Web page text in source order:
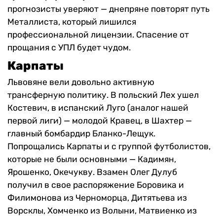
прогнозисты уверяют — днепряне повторят путь
Металлиста, который лишился
профессиональной лицензии. Спасение от
прощания с УПЛ будет чудом.
Карпаты
Львовяне вели довольно активную
трансферную политику. В польский Лех ушел
Костевич, в испанский Луго (аналог нашей
первой лиги) — молодой Кравец, в Шахтер —
главный бомбардир Бланко-Лещук.
Попрощались Карпаты и с группой футболистов,
которые не были основными — Кадимян,
Ярошенко, Окечукву. Взамен Олег Дулуб
получил в свое распоряжение Боровика и
Филимонова из Черноморца, Дитятьева из
Ворсклы, Хомченко из Волыни, Матвиенко из